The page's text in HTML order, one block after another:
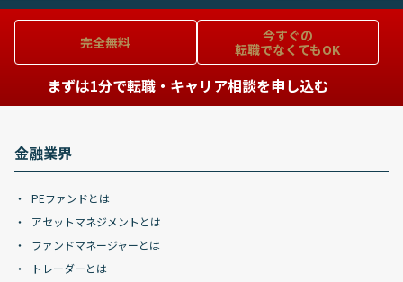
完全無料
今すぐの
転職でなくてもOK
まずは1分で転職・キャリア相談を申し込む
金融業界
PEファンドとは
アセットマネジメントとは
ファンドマネージャーとは
トレーダーとは